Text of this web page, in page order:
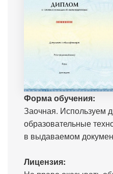
Форма обучения:
Заочная. Используем
образовательные
в выдаваемом
Лицензия: